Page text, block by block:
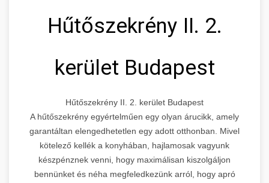
Hűtőszekrény II. 2.
kerület Budapest
Hűtőszekrény II. 2. kerület Budapest
A hűtőszekrény egyértelműen egy olyan árucikk, amely
garantáltan elengedhetetlen egy adott otthonban. Mivel
kötelező kellék a konyhában, hajlamosak vagyunk
készpénznek venni, hogy maximálisan kiszolgáljon
bennünket és néha megfeledkezünk arról, hogy apró